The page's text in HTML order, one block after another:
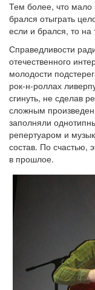
Тем более, что мало
брался отыграть
если и брался, то на
Справедливости
отечественного
молодости
рок-н-роллах
сгинуть, не сделав
сложным
заполняли
репертуаром и
состав. По счастью,
в прошлое.